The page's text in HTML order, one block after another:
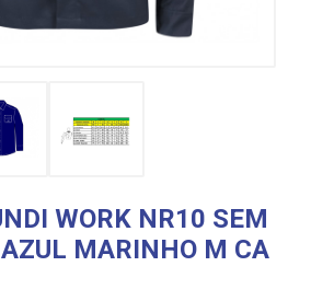
WORK NR10 SEM
MARINHO M CA